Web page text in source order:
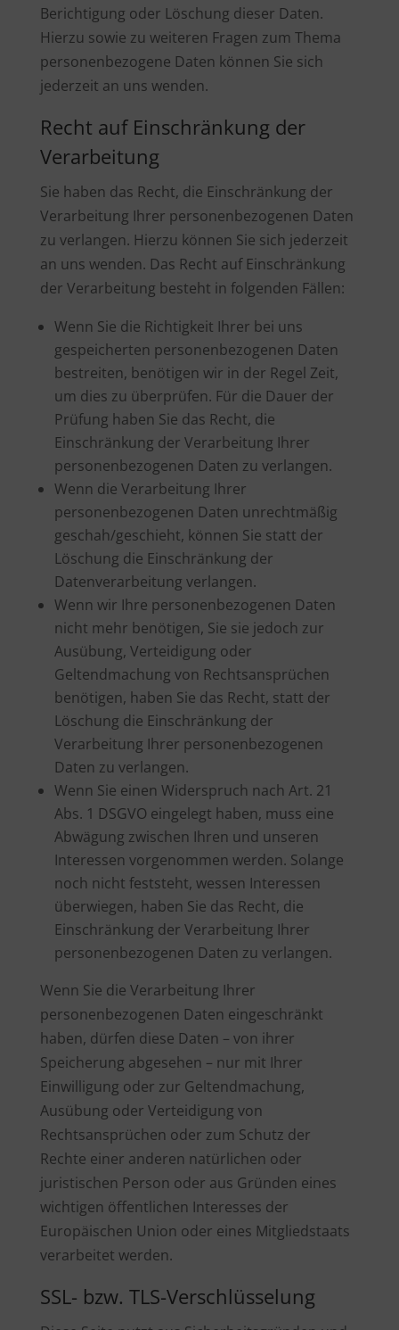
Berichtigung oder Löschung dieser Daten.
Hierzu sowie zu weiteren Fragen zum Thema
personenbezogene Daten können Sie sich
jederzeit an uns wenden.
Recht auf Einschränkung der
Verarbeitung
Sie haben das Recht, die Einschränkung der
Verarbeitung Ihrer personenbezogenen Daten
zu verlangen. Hierzu können Sie sich jederzeit
an uns wenden. Das Recht auf Einschränkung
der Verarbeitung besteht in folgenden Fällen:
Wenn Sie die Richtigkeit Ihrer bei uns
gespeicherten personenbezogenen Daten
bestreiten, benötigen wir in der Regel Zeit,
um dies zu überprüfen. Für die Dauer der
Prüfung haben Sie das Recht, die
Einschränkung der Verarbeitung Ihrer
personenbezogenen Daten zu verlangen.
Wenn die Verarbeitung Ihrer
personenbezogenen Daten unrechtmäßig
geschah/geschieht, können Sie statt der
Löschung die Einschränkung der
Datenverarbeitung verlangen.
Wenn wir Ihre personenbezogenen Daten
nicht mehr benötigen, Sie sie jedoch zur
Ausübung, Verteidigung oder
Geltendmachung von Rechtsansprüchen
benötigen, haben Sie das Recht, statt der
Löschung die Einschränkung der
Verarbeitung Ihrer personenbezogenen
Daten zu verlangen.
Wenn Sie einen Widerspruch nach Art. 21
Abs. 1 DSGVO eingelegt haben, muss eine
Abwägung zwischen Ihren und unseren
Interessen vorgenommen werden. Solange
noch nicht feststeht, wessen Interessen
überwiegen, haben Sie das Recht, die
Einschränkung der Verarbeitung Ihrer
personenbezogenen Daten zu verlangen.
Wenn Sie die Verarbeitung Ihrer
personenbezogenen Daten eingeschränkt
haben, dürfen diese Daten – von ihrer
Speicherung abgesehen – nur mit Ihrer
Einwilligung oder zur Geltendmachung,
Ausübung oder Verteidigung von
Rechtsansprüchen oder zum Schutz der
Rechte einer anderen natürlichen oder
juristischen Person oder aus Gründen eines
wichtigen öffentlichen Interesses der
Europäischen Union oder eines Mitgliedstaats
verarbeitet werden.
SSL- bzw. TLS-Verschlüsselung